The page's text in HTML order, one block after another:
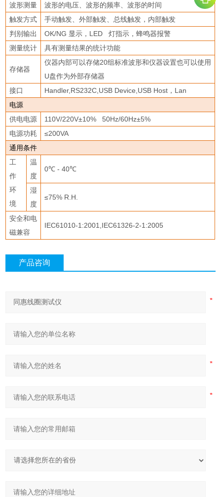
波形测量
波形的电压、波形的频率、波形的时间
触发方式
手动触发、外部触发、总线触发，内部触发
判别输出
OK/NG 显示， LED灯指示，蜂鸣器报警
测量统计
具有测量结果的统计功能
存储器
仪器内部可以存储20组标准波形和仪器设置也可以使用
U盘作为外部存储器
接口
Handler,RS232C,USB Device,USB Host ， Lan
电源
供电电源
110V/220V±10% 50Hz/60Hz±5%
电源功耗
≤200VA
通用条件
工
作
环
境
温
度
0℃ - 40℃
湿
度
≤75% R.H.
安全和电
磁兼容
IEC61010-1:2001,IEC61326-2-1:2005
产品咨询